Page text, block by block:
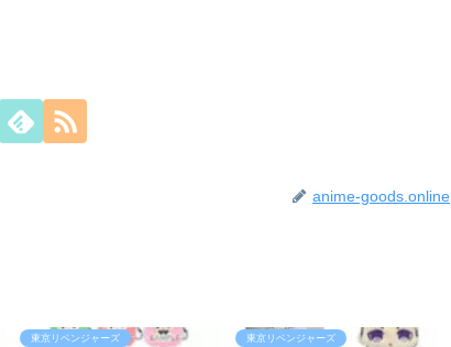
anime-goods.online
東京リベンジャーズ 東京リベンジャーズ